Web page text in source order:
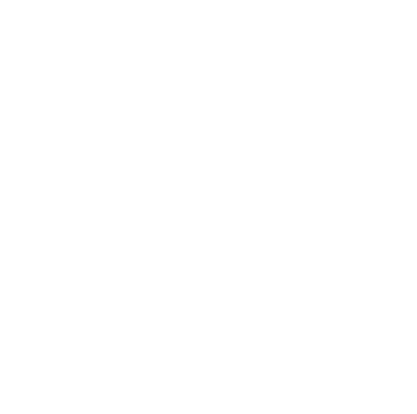
Wij maken
ondersteunen met